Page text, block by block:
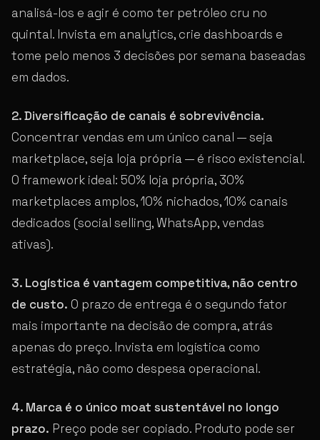
analisá-los e agir é como ter petróleo cru no
quintal. Invista em analytics, crie dashboards e
tome pelo menos 3 decisões por semana baseadas
em dados.
2. Diversificação de canais é sobrevivência.
Concentrar vendas em um único canal — seja
marketplace, seja loja própria — é risco existencial.
O framework ideal: 50% loja própria, 30%
marketplaces amplos, 10% nichados, 10% canais
dedicados (social selling, WhatsApp, vendas
ativas).
3. Logística é vantagem competitiva, não centro
de custo. O prazo de entrega é o segundo fator
mais importante na decisão de compra, atrás
apenas do preço. Invista em logística como
estratégia, não como despesa operacional.
4. Marca é o único moat sustentável no longo
prazo. Preço pode ser copiado. Produto pode ser